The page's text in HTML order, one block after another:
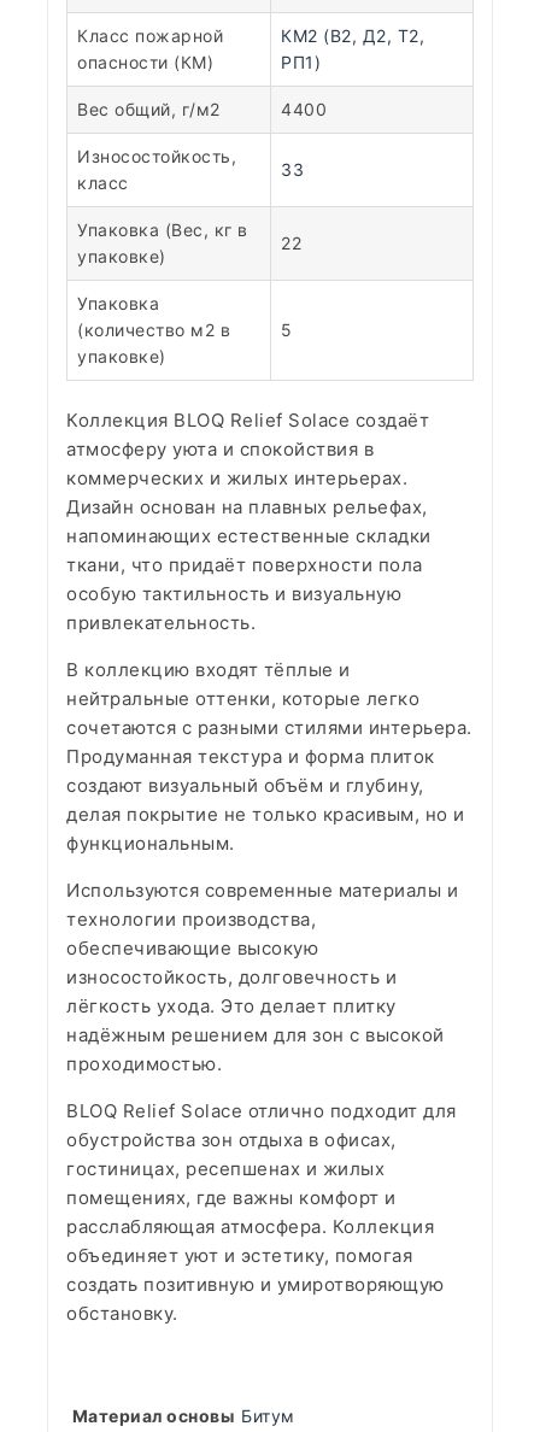
Класс пожарной
опасности (КМ)
КМ2 (В2, Д2, Т2,
РП1)
Вес общий, г/м2 4400
Износостойкость,
класс
33
Упаковка (Вес, кг в
упаковке)
22
Упаковка
(количество м2 в
упаковке)
5
Коллекция BLOQ Relief Solace создаёт
атмосферу уюта и спокойствия в
коммерческих и жилых интерьерах.
Дизайн основан на плавных рельефах,
напоминающих естественные складки
ткани, что придаёт поверхности пола
особую тактильность и визуальную
привлекательность.
В коллекцию входят тёплые и
нейтральные оттенки, которые легко
сочетаются с разными стилями интерьера.
Продуманная текстура и форма плиток
создают визуальный объём и глубину,
делая покрытие не только красивым, но и
функциональным.
Используются современные материалы и
технологии производства,
обеспечивающие высокую
износостойкость, долговечность и
лёгкость ухода. Это делает плитку
надёжным решением для зон с высокой
проходимостью.
BLOQ Relief Solace отлично подходит для
обустройства зон отдыха в офисах,
гостиницах, ресепшенах и жилых
помещениях, где важны комфорт и
расслабляющая атмосфера. Коллекция
объединяет уют и эстетику, помогая
создать позитивную и умиротворяющую
обстановку.
Материал основы Битум